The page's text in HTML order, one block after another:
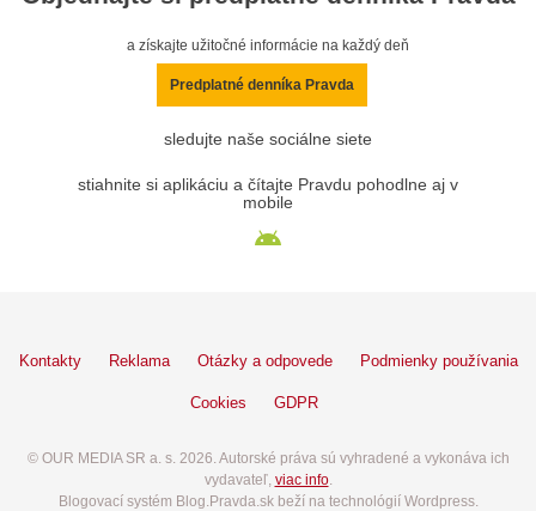
a získajte užitočné informácie na každý deň
Predplatné denníka Pravda
sledujte naše sociálne siete
stiahnite si aplikáciu a čítajte Pravdu pohodlne aj v
mobile
Kontakty Reklama Otázky a odpovede Podmienky používania
Cookies GDPR
© OUR MEDIA SR a. s. 2026. Autorské práva sú vyhradené a vykonáva ich
vydavateľ, viac info.
Blogovací systém Blog.Pravda.sk beží na technológií Wordpress.